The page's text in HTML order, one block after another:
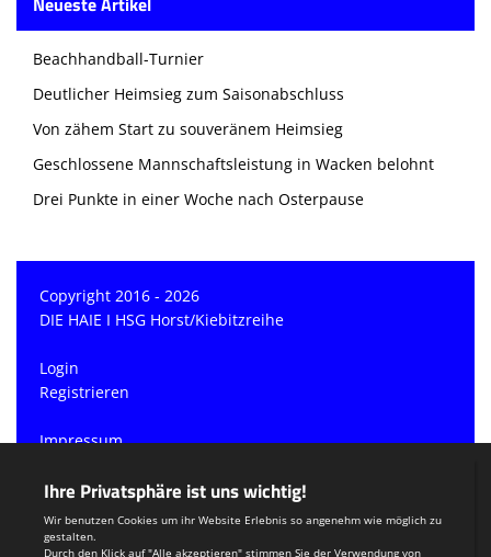
Beachhandball-Turnier
Deutlicher Heimsieg zum Saisonabschluss
Von zähem Start zu souveränem Heimsieg
Geschlossene Mannschaftsleistung in Wacken belohnt
Drei Punkte in einer Woche nach Osterpause
Copyright 2016 - 2026
DIE HAIE I HSG Horst/Kiebitzreihe
Login
Registrieren
Impressum
Teamsports 2
Dein Sportverein online